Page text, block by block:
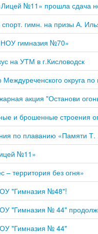
№11» прошла сдача
гимн. на призы А.
гимназия №70»
на УТМ в г.Кисловодск
Междуреченского округа
акция "Останови
и брошенные строения
по плаванию «Памяти
№11»
– территория без огня»
"Гимназия №48"!
"Гимназия № 44"
"Гимназия № 44"